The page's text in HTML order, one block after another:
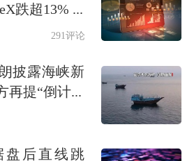
是自2015年9月以来俄
国领土。
跌超13% ...
291评论
披露海峡新
再提“倒计...
盘后直线跳